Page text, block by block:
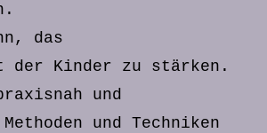
das
der Kinder zu stärken.
und
und Techniken